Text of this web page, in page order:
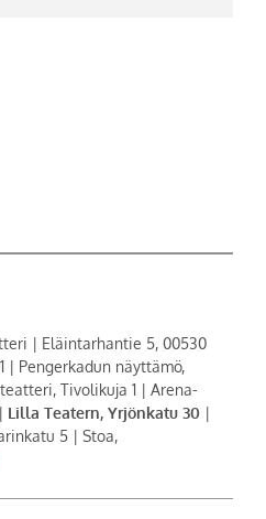
| Eläintarhantie 5, 00530
| Pengerkadun näyttämö,
Tivolikuja 1 | Arena-
Lilla Teatern, Yrjönkatu 30 |
5 | Stoa,